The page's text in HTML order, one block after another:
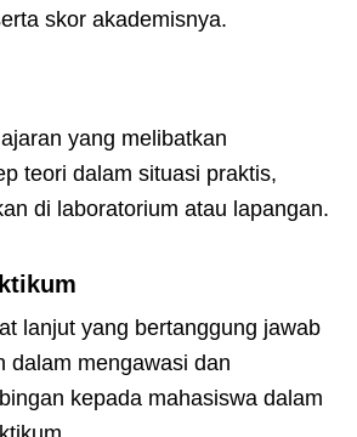
skor akademisnya.
yang melibatkan
teori dalam situasi praktis,
di laboratorium atau lapangan.
lanjut yang bertanggung jawab
dalam mengawasi dan
kepada mahasiswa dalam